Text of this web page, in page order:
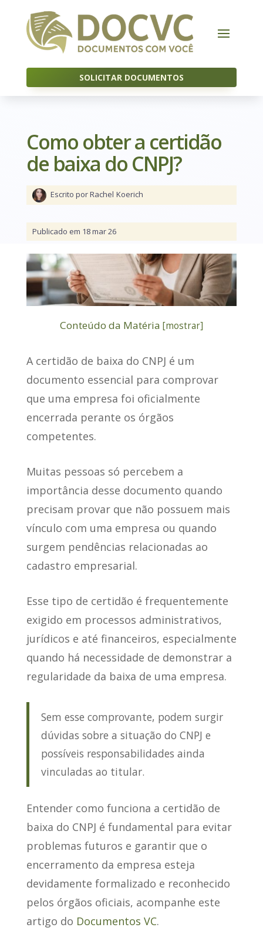
SOLICITAR DOCUMENTOS
Como obter a certidão
de baixa do CNPJ?
Escrito por Rachel Koerich
Publicado em 18 mar 26
Conteúdo da Matéria [mostrar]
A certidão de baixa do CNPJ é um
documento essencial para comprovar
que uma empresa foi oficialmente
encerrada perante os órgãos
competentes.
Muitas pessoas só percebem a
importância desse documento quando
precisam provar que não possuem mais
vínculo com uma empresa ou quando
surgem pendências relacionadas ao
cadastro empresarial.
Esse tipo de certidão é frequentemente
exigido em processos administrativos,
jurídicos e até financeiros, especialmente
quando há necessidade de demonstrar a
regularidade da baixa de uma empresa.
Sem esse comprovante, podem surgir
dúvidas sobre a situação do CNPJ e
possíveis responsabilidades ainda
vinculadas ao titular.
Entender como funciona a certidão de
baixa do CNPJ é fundamental para evitar
problemas futuros e garantir que o
encerramento da empresa esteja
devidamente formalizado e reconhecido
pelos órgãos oficiais, acompanhe este
artigo do Documentos VC.